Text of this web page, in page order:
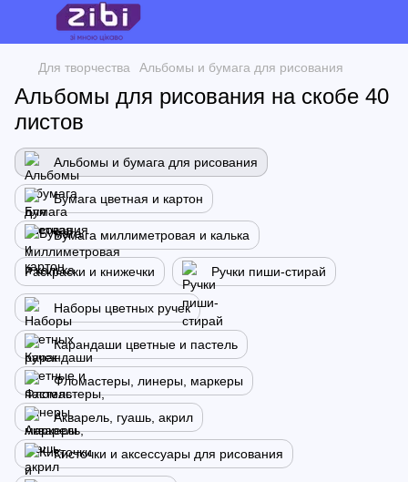
Для творчества Альбомы и бумага для рисования
Альбомы для рисования на скобе 40
листов
Альбомы и бумага для рисования
Бумага цветная и картон
Бумага миллиметровая и калька
Раскраски и книжечки Ручки пиши-стирай
Наборы цветных ручек
Карандаши цветные и пастель
Фломастеры, линеры, маркеры
Акварель, гуашь, акрил
Кисточки и аксессуары для рисования